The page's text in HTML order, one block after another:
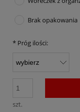
Brak opakowania
* Próg ilości:
szt.